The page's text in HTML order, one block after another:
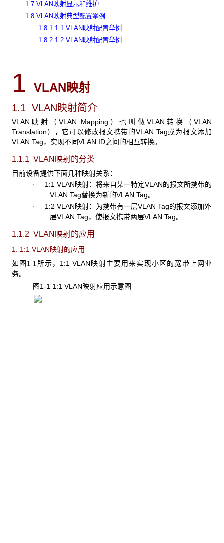
1.7 VLAN映射显示和维护
1.8 VLAN映射典型配置举例
1.8.1 1:1 VLAN映射配置举例
1.8.2 1:2 VLAN映射配置举例
1 VLAN映射
1.1 VLAN映射简介
VLAN映射（VLAN Mapping）也叫做VLAN转换（VLAN
Translation），它可以修改报文携带的VLAN Tag或为报文添加
VLAN Tag，实现不同VLAN ID之间的相互转换。
1.1.1 VLAN 映射的分类
目前设备提供下面几种映射关系：
· 1:1 VLAN映射：将来自某一特定VLAN的报文所携带的
VLAN Tag替换为新的VLAN Tag。
· 1:2 VLAN映射：为携带有一层VLAN Tag的报文添加外
层VLAN Tag，使报文携带两层VLAN Tag。
1.1.2 VLAN映射的应用
1. 1:1 VLAN映射的应用
如 图1-1 所示，1:1 VLAN映射主要用来实现小区的宽带上网业
务。
图1-1 1:1 VLAN映射应用示意图